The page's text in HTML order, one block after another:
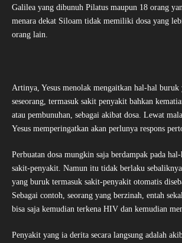
Galilea yang dibunuh Pilatus maupun 18 orang
menara dekat Siloam tidak memiliki dosa yang
orang lain.
Artinya, Yesus menolak mengaitkan hal-hal buruk
seseorang, termasuk sakit penyakit bahkan
atau pembunuhan, sebagai akibat dosa. Lewat
Yesus memperingatkan akan perlunya respons
Perbuatan dosa mungkin saja berdampak pada
sakit-penyakit. Namun itu tidak berlaku
yang buruk termasuk sakit-penyakit otomatis
Sebagai contoh, seorang yang berzinah, entah
bisa saja kemudian terkena HIV dan kemudian
Penyakit yang ia derita secara langsung adalah